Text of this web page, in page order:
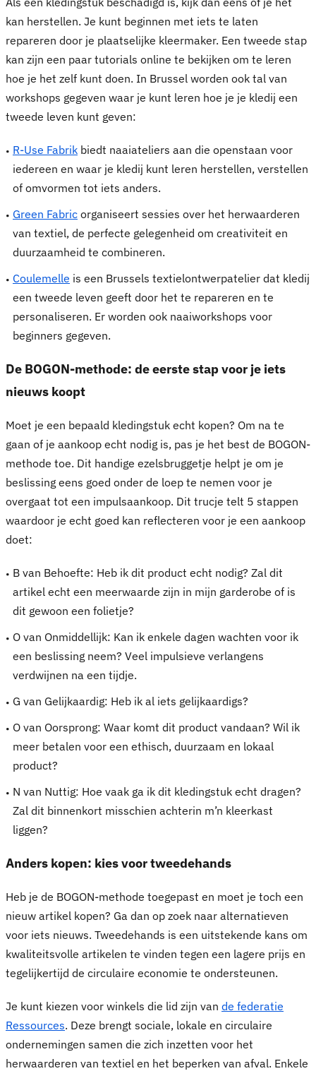
kan herstellen. Je kunt beginnen met iets te laten
repareren door je plaatselijke kleermaker. Een tweede stap
kan zijn een paar tutorials online te bekijken om te leren
hoe je het zelf kunt doen. In Brussel worden ook tal van
workshops gegeven waar je kunt leren hoe je je kledij een
tweede leven kunt geven:
R-Use Fabrik biedt naaiateliers aan die openstaan voor
iedereen en waar je kledij kunt leren herstellen, verstellen
of omvormen tot iets anders.
Green Fabric organiseert sessies over het herwaarderen
van textiel, de perfecte gelegenheid om creativiteit en
duurzaamheid te combineren.
Coulemelle is een Brussels textielontwerpatelier dat kledij
een tweede leven geeft door het te repareren en te
personaliseren. Er worden ook naaiworkshops voor
beginners gegeven.
De BOGON-methode: de eerste stap voor je iets
nieuws koopt
Moet je een bepaald kledingstuk echt kopen? Om na te
gaan of je aankoop echt nodig is, pas je het best de BOGON-
methode toe. Dit handige ezelsbruggetje helpt je om je
beslissing eens goed onder de loep te nemen voor je
overgaat tot een impulsaankoop. Dit trucje telt 5 stappen
waardoor je echt goed kan reflecteren voor je een aankoop
doet:
B van Behoefte: Heb ik dit product echt nodig? Zal dit
artikel echt een meerwaarde zijn in mijn garderobe of is
dit gewoon een folietje?
O van Onmiddellijk: Kan ik enkele dagen wachten voor ik
een beslissing neem? Veel impulsieve verlangens
verdwijnen na een tijdje.
G van Gelijkaardig: Heb ik al iets gelijkaardigs?
O van Oorsprong: Waar komt dit product vandaan? Wil ik
meer betalen voor een ethisch, duurzaam en lokaal
product?
N van Nuttig: Hoe vaak ga ik dit kledingstuk echt dragen?
Zal dit binnenkort misschien achterin m’n kleerkast
liggen?
Anders kopen: kies voor tweedehands
Heb je de BOGON-methode toegepast en moet je toch een
nieuw artikel kopen? Ga dan op zoek naar alternatieven
voor iets nieuws. Tweedehands is een uitstekende kans om
kwaliteitsvolle artikelen te vinden tegen een lagere prijs en
tegelijkertijd de circulaire economie te ondersteunen.
Je kunt kiezen voor winkels die lid zijn van de federatie
Ressources. Deze brengt sociale, lokale en circulaire
ondernemingen samen die zich inzetten voor het
herwaarderen van textiel en het beperken van afval. Enkele